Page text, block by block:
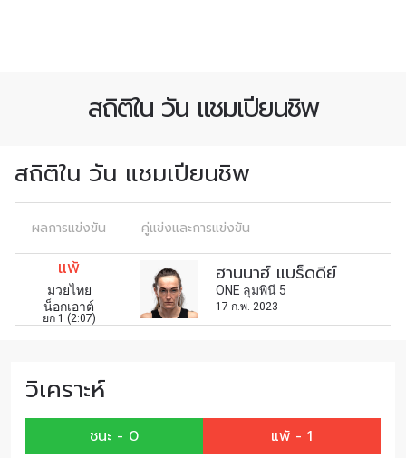
สถิติใน วัน แชมเปียนชิพ
สถิติใน วัน แชมเปียนชิพ
ผลการแข่งขัน คู่แข่งและการแข่งขัน
แพ้
มวยไทย
น็อกเอาต์
ยก 1 (2:07)
ฮานนาฮ์ แบร็ดดีย์
ONE ลุมพินี 5
17 ก.พ. 2023
วิเคราะห์
ชนะ - 0 แพ้ - 1
อีเวนต์
ดูไฮไลต์การแข่งขัน
สมัครเพื่อไม่พลาดข่าวเด็ด
เพื่อไม่พลาดข่าวสารของ ONE รีบลงทะเบียนตอนนี้
และสิทธิพิเศษในการเลือกที่นั่งที่ดีที่สุดในสนาม
อีเมล
ชื่อ
การส่งแบบฟอร์มนี้ถือว่าท่านให้ความยินยอมให้เรา
รวบรวม ใช้งาน และเปิดเผยข้อมูลของท่านภายใต้
นโยบายความเป็นส่วนตัวของเรา ท่านสามารถ
ยกเลิกการสมัครรับข่าวสารได้ตลอดเวลา